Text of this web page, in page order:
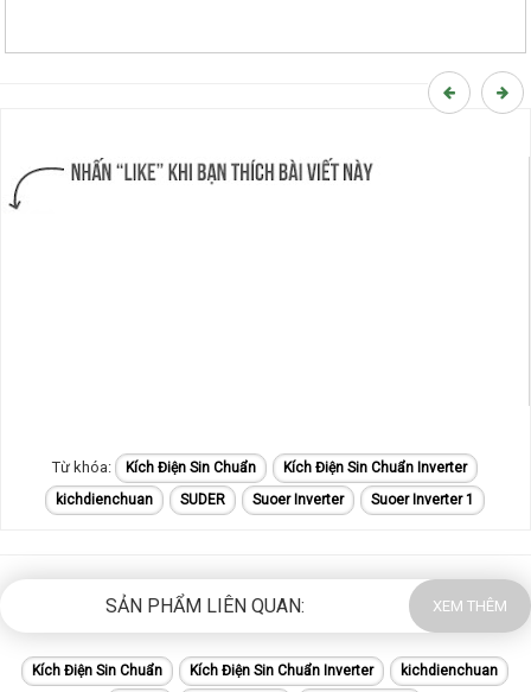
Kích Điện Sin Chuẩn
Kích Điện Sin Chuẩn Inverter
kichdienchuan
SUDER Suoer Inverter Suoer Inverter 1
SẢN PHẨM LIÊN QUAN: XEM THÊM
Kích Điện Sin Chuẩn Kích Điện Sin Chuẩn Inverter
kichdienchuan